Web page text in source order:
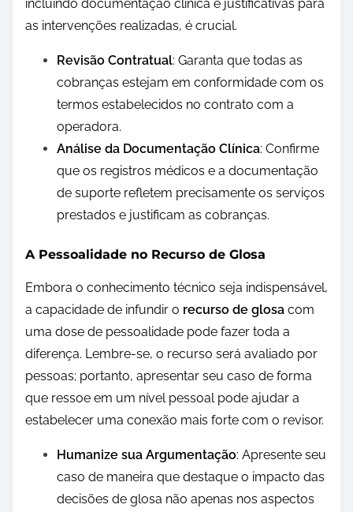
incluindo documentação clínica e justificativas para
as intervenções realizadas, é crucial.
Revisão Contratual: Garanta que todas as
cobranças estejam em conformidade com os
termos estabelecidos no contrato com a
operadora.
Análise da Documentação Clínica: Confirme
que os registros médicos e a documentação
de suporte refletem precisamente os serviços
prestados e justificam as cobranças.
A Pessoalidade no Recurso de Glosa
Embora o conhecimento técnico seja indispensável,
a capacidade de infundir o recurso de glosa com
uma dose de pessoalidade pode fazer toda a
diferença. Lembre-se, o recurso será avaliado por
pessoas; portanto, apresentar seu caso de forma
que ressoe em um nível pessoal pode ajudar a
estabelecer uma conexão mais forte com o revisor.
Humanize sua Argumentação: Apresente seu
caso de maneira que destaque o impacto das
decisões de glosa não apenas nos aspectos